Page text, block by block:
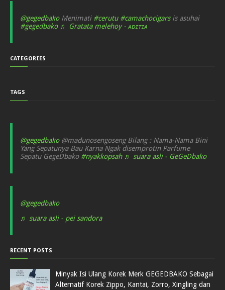
@gegedbakoMenimati #cerutu #camachocigarsis asuhai
#gegedbako ♬ Gratata melehoy - ᴀᴅɪᴛɪᴀ
CATEGORIES
TAGS
@gegedbako@madunosengoseng Bilang : Nama-Nama Bini
Yang Sepatunya Bau Karna Ngak disemprotin Parfume
Sepatu GegeDbako #nyakkopsah ♬ suara asli - GeGeDbako
@gegedbako
♬ suara asli - pei sandora
RECENT POSTS
Minyak Isi Ulang Korek Merk GEGEDBAKO Sebagai
Alternatif Korek Zippo, Kantai, Zorro, Xingling dan